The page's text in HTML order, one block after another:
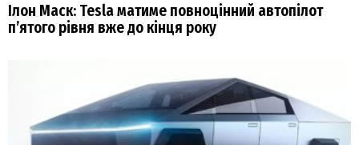
Ілон Маск: Tesla матиме повноцінний автопілот
п’ятого рівня вже до кінця року